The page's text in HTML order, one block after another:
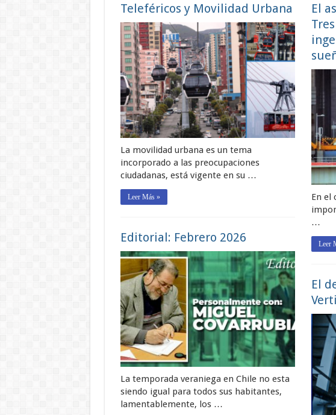
Teleféricos y Movilidad Urbana
La movilidad urbana es un tema
incorporado a las preocupaciones
ciudadanas, está vigente en su …
Leer Más »
El
En el
…
Leer
Editorial: Febrero 2026
La temporada veraniega en Chile no esta
siendo igual para todos sus habitantes,
lamentablemente, los …
El